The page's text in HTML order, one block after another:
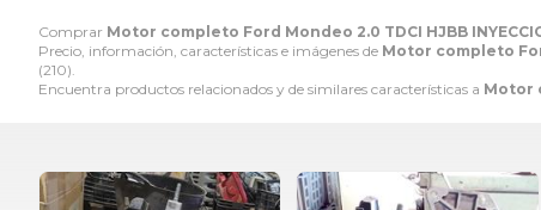
Comprar Motor completo Ford Mondeo 2.0 TDCI HJBB
Precio, información, características e imágenes de Motor completo
(210).
Encuentra productos relacionados y de similares características a Motor